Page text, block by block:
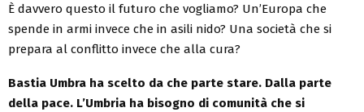
È davvero questo il futuro che vogliamo? Un’Europa che
spende in armi invece che in asili nido? Una società che si
prepara al conflitto invece che alla cura?
Bastia Umbra ha scelto da che parte stare. Dalla parte
della pace. L’Umbria ha bisogno di comunità che si